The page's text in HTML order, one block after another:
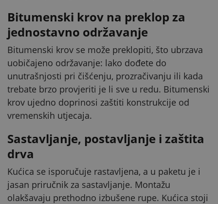
Bitumenski krov na preklop za
jednostavno održavanje
Bitumenski krov se može preklopiti, što ubrzava
uobičajeno održavanje: lako dođete do
unutrašnjosti pri čišćenju, prozračivanju ili kada
trebate brzo provjeriti je li sve u redu. Bitumenski
krov ujedno doprinosi zaštiti konstrukcije od
vremenskih utjecaja.
Sastavljanje, postavljanje i zaštita
drva
Kućica se isporučuje rastavljena, a u paketu je i
jasan priručnik za sastavljanje. Montažu
olakšavaju prethodno izbušene rupe. Kućica stoji